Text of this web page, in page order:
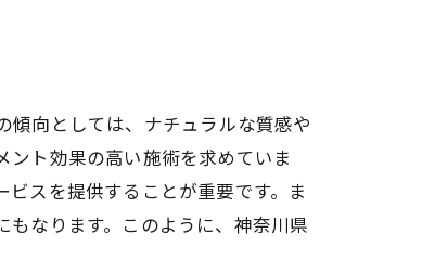
傾向としては、ナチュラルな質感や
ト効果の高い施術を求めていま
スを提供することが重要です。ま
なります。このように、神奈川県